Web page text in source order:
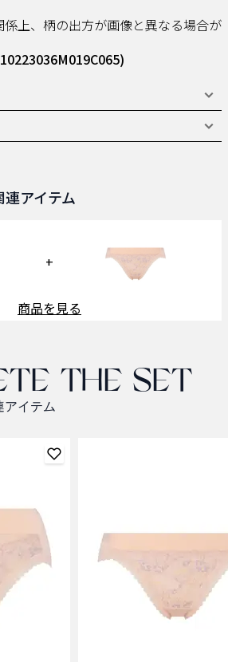
上、柄の出方が画像と異なる場合が
アイテム
+
商品を見る
the set
アイテム